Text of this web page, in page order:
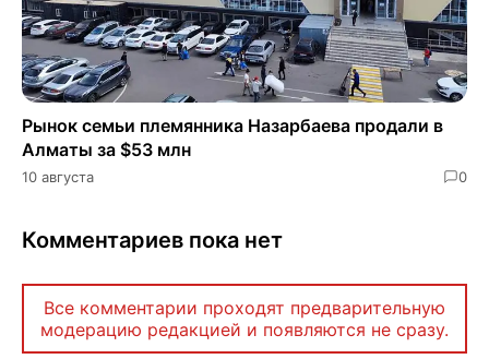
Рынок семьи племянника Назарбаева продали в
Алматы за $53 млн
10 августа 0
Комментариев пока нет
Все комментарии проходят предварительную
модерацию редакцией и появляются не сразу.